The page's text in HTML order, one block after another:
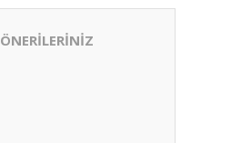
ÖNERİLERİNİZ